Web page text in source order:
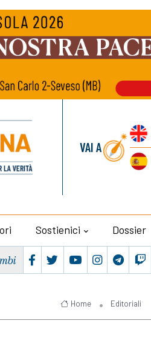
VAI A
Sostienici Dossier
Home Editoriali